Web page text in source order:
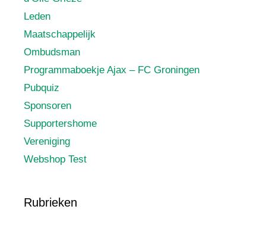
Leden
Maatschappelijk
Ombudsman
Programmaboekje Ajax – FC Groningen
Pubquiz
Sponsoren
Supportershome
Vereniging
Webshop Test
Rubrieken